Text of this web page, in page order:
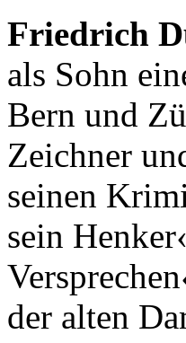
Friedrich
als Sohn
Bern und
Zeichner
seinen
sein
der alten